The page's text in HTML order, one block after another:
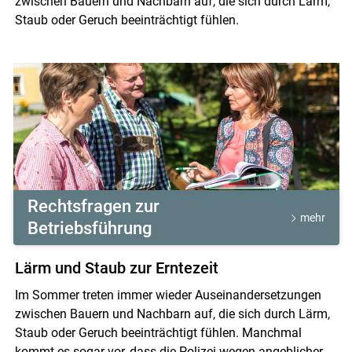
Skip to main content
Staub oder Geruch beeinträchtigt fühlen.
Rechtsfragen zur
Betriebsführung
mehr
Lärm und Staub zur Erntezeit
Im Sommer treten immer wieder Auseinandersetzungen
zwischen Bauern und Nachbarn auf, die sich durch Lärm,
Staub oder Geruch beeinträchtigt fühlen. Manchmal